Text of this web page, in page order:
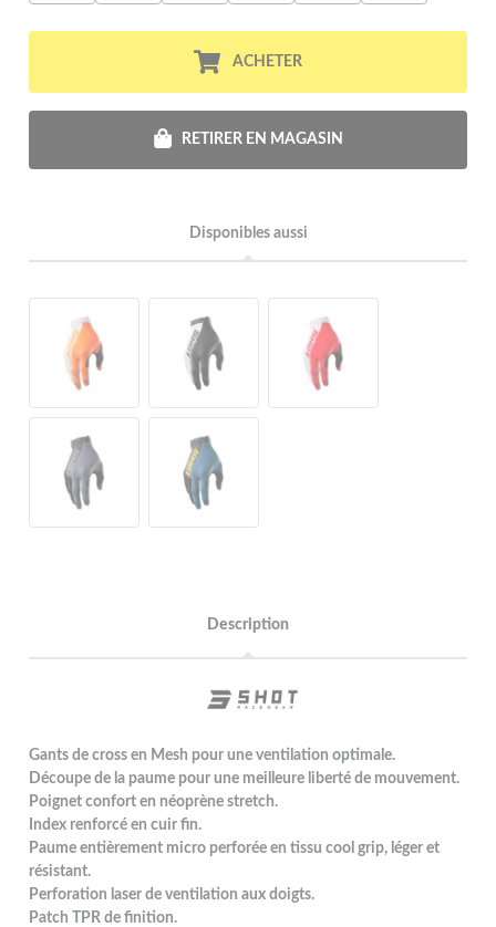
ACHETER
RETIRER EN MAGASIN
Disponibles aussi
Description
Gants de cross en Mesh pour une ventilation optimale.
Découpe de la paume pour une meilleure liberté de mouvement.
Poignet confort en néoprène stretch.
Index renforcé en cuir fin.
Paume entièrement micro perforée en tissu cool grip, léger et
résistant.
Perforation laser de ventilation aux doigts.
Patch TPR de finition.